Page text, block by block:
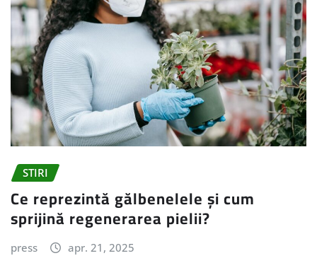
STIRI
Ce reprezintă gălbenelele și cum
sprijină regenerarea pielii?
press apr. 21, 2025